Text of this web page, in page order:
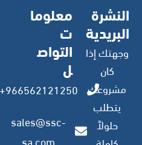
النشرة
البريدية
وجهتك إذا
كان
مشروعك
يتطلب
حلولاً
معلوما
ت
التواص
ل
966562121250+
sales@ssc-